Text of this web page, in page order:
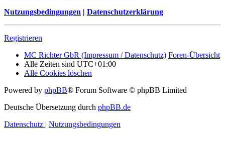
Nutzungsbedingungen | Datenschutzerklärung
Registrieren
MC Richter GbR (Impressum / Datenschutz) Foren-Übersicht
Alle Zeiten sind UTC+01:00
Alle Cookies löschen
Powered by phpBB® Forum Software © phpBB Limited
Deutsche Übersetzung durch phpBB.de
Datenschutz | Nutzungsbedingungen